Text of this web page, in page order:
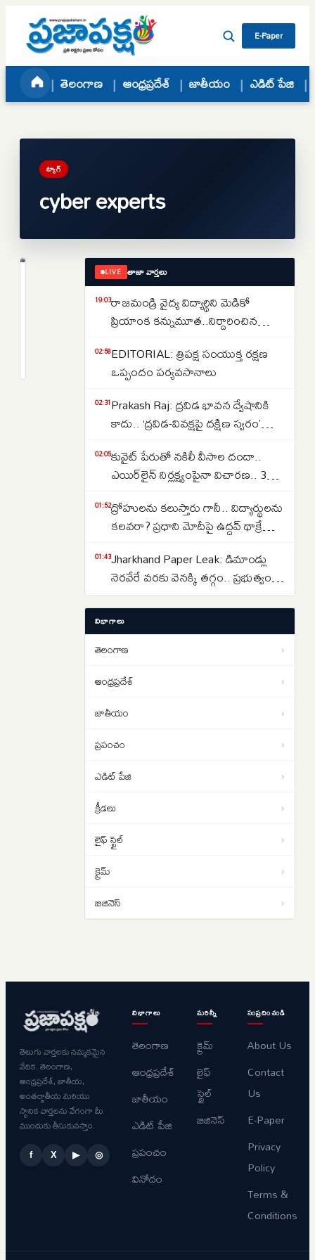
Skip to content
E-Paper
తెలంగాణ ఆంధ్రప్రదేశ్ జాతీయం ఎడిట్ పేజి
ట్యాగ్
cyber experts
LIVE తాజా వార్తలు
19:03రాజమండ్రి వైద్య విద్యార్థిని మెడికో
ప్రియాంక కన్నుమూత..నిర్దారించిన
02:58EDITORIAL: త్రిపక్ష సంయుక్త రక్షణ
ఒప్పందం పర్యవసానాలు
02:31Prakash Raj: ద్రవిడ భావన ద్వేషానికి
కాదు.. ‘ద్రవిడ-వివక్షపై దక్షిణ స్వరం’
02:05కువైట్ పేరుతో నకిలీ వీసాల దందా..
ఎయిర్‌లైన్ నిర్లక్ష్యంపైనా విచారణ.. 39
01:52ద్రోహులను కలుస్తారు గానీ.. విద్యార్థులను
కలవరా? ప్రధాని మోదీపై ఉద్ధవ్ థాక్రే
01:43Jharkhand Paper Leak: డిమాండ్లు
నెరవేరే వరకు వెనక్కి తగ్గం.. ప్రభుత్వంతో
చర్చలు విఫలం
01:30Women Reservation: షరతులు
లేకుండా మహిళా కోటా అమలు
చేయాలి.. రాహుల్ గాంధీ డిమాండ్
Strait of Hormuz: హోర్ముజ్ జలసంధిని
తెరవాలంటే ఇరాన్‌తో ట్రంప్ రాజీ
విభాగాలు
తెలంగాణ ›
ఆంధ్రప్రదేశ్ ›
జాతీయం ›
ప్రపంచం ›
ఎడిట్ పేజి ›
క్రీడలు ›
లైఫ్ స్టైల్ ›
క్రైమ్ ›
బిజినెస్ ›
తెలుగు వార్తలకు నమ్మకమైన
వేదిక. తెలంగాణ,
ఆంధ్రప్రదేశ్, జాతీయ,
అంతర్జాతీయ మరియు
స్థానిక వార్తలను వేగంగా మీ
ముందుకు తీసుకువస్తాం.
f X ▶ ◎
విభాగాలు
తెలంగాణ
ఆంధ్రప్రదేశ్
జాతీయం
ఎడిట్ పేజి
ప్రపంచం
వినోదం
మరిన్నీ
క్రైమ్
లైఫ్
స్టైల్
బిజినెస్
సంప్రదించండి
About Us
Contact
Us
E-Paper
Privacy
Policy
Terms &
Conditions